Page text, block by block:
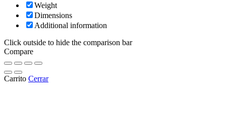
Weight
Dimensions
Additional information
Click outside to hide the comparison bar
Compare
Carrito Cerrar